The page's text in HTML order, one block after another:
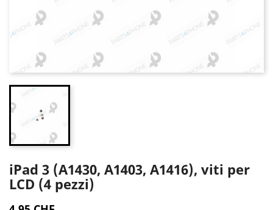
iPad 3 (A1430, A1403, A1416), viti per
LCD (4 pezzi)